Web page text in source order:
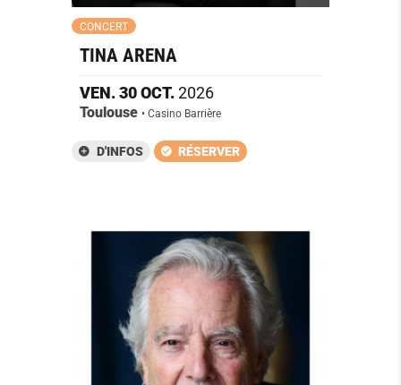
CONCERT
TINA ARENA
VEN.30OCT.2026
Toulouse • Casino Barrière
D'INFOS RÉSERVER